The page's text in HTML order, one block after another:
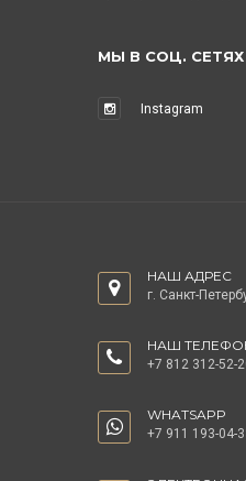
МЫ В СОЦ. СЕТЯХ
Instagram
НАШ АДРЕС
г. Санкт-
НАШ
+7 812 312-52-
WHATSAPP
+7 911 193-04-